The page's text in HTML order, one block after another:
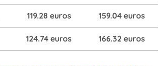
119.28 euros 159.04 euros
124.74 euros 166.32 euros